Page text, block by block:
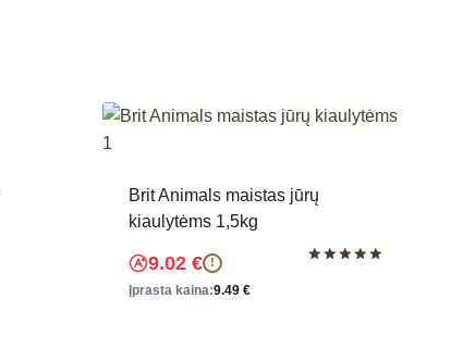
Brit Animals maistas jūrų
kiaulytėms 1,5kg
9.02 € !
Įprasta kaina:9.49 €